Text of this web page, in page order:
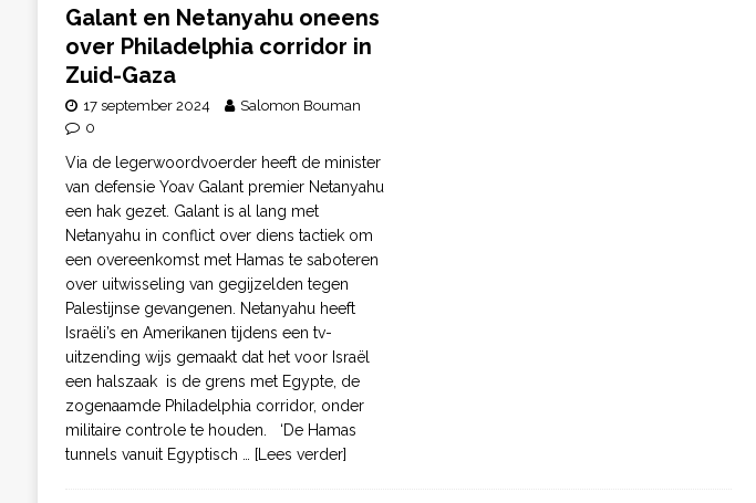
Galant en Netanyahu oneens
over Philadelphia corridor in
Zuid-Gaza
17 september 2024
Salomon Bouman
0
Via de legerwoordvoerder heeft de minister
van defensie Yoav Galant premier Netanyahu
een hak gezet. Galant is al lang met
Netanyahu in conflict over diens tactiek om
een overeenkomst met Hamas te saboteren
over uitwisseling van gegijzelden tegen
Palestijnse gevangenen. Netanyahu heeft
Israëli’s en Amerikanen tijdens een tv-
uitzending wijs gemaakt dat het voor Israël
een halszaak is de grens met Egypte, de
zogenaamde Philadelphia corridor, onder
militaire controle te houden. ‘De Hamas
tunnels vanuit Egyptisch
… [Lees verder]